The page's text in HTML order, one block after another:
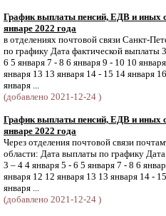
График выплаты пенсий, ЕДВ и иных
январе 2022 года
в отделениях почтовой связи Санкт-
по графику Дата фактической выплаты
6 5 января 7 - 8 6 января 9 - 10 10
января 13 13 января 14 - 15 14 января
января ...
(добавлено 2021-12-24 )
График выплаты пенсий, ЕДВ и иных
январе 2022 года
Через отделения почтовой связи
области: Дата выплаты по графику
3 – 4 4 января 5 - 6 5 января 7 - 8 6
января 12 12 января 13 13 января 14 -
января ...
(добавлено 2021-12-24 )